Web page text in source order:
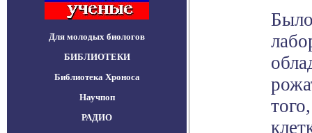
Для молодых биологов
БИБЛИОТЕКИ
Библиотека Хроноса
Научпоп
РАДИО